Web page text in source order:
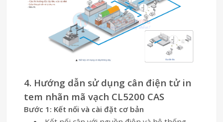
4. Hướng dẫn sử dụng cân điện tử in
tem nhãn mã vạch CL5200 CAS
Bước 1: Kết nối và cài đặt cơ bản